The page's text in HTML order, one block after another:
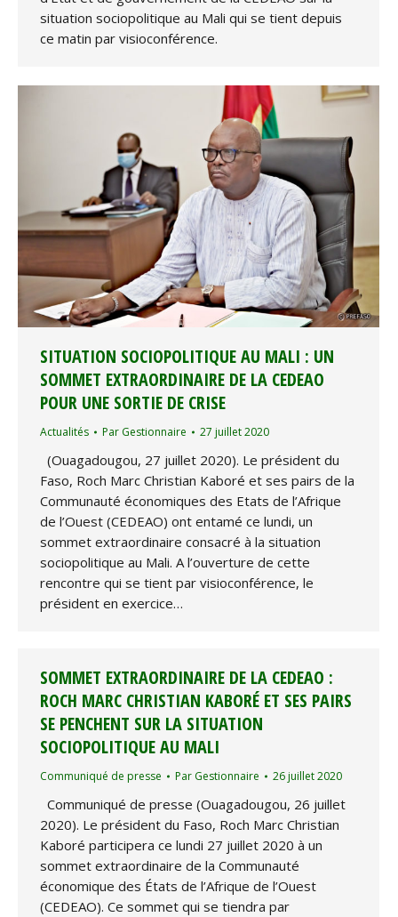
situation sociopolitique au Mali qui se tient depuis
ce matin par visioconférence.
SITUATION SOCIOPOLITIQUE AU MALI : UN
SOMMET EXTRAORDINAIRE DE LA CEDEAO
POUR UNE SORTIE DE CRISE
Actualités Par Gestionnaire 27 juillet 2020
(Ouagadougou, 27 juillet 2020). Le président du
Faso, Roch Marc Christian Kaboré et ses pairs de la
Communauté économiques des Etats de l’Afrique
de l’Ouest (CEDEAO) ont entamé ce lundi, un
sommet extraordinaire consacré à la situation
sociopolitique au Mali. A l’ouverture de cette
rencontre qui se tient par visioconférence, le
président en exercice…
SOMMET EXTRAORDINAIRE DE LA CEDEAO :
ROCH MARC CHRISTIAN KABORÉ ET SES PAIRS
SE PENCHENT SUR LA SITUATION
SOCIOPOLITIQUE AU MALI
Communiqué de presse Par Gestionnaire 26 juillet 2020
Communiqué de presse (Ouagadougou, 26 juillet
2020). Le président du Faso, Roch Marc Christian
Kaboré participera ce lundi 27 juillet 2020 à un
sommet extraordinaire de la Communauté
économique des États de l’Afrique de l’Ouest
(CEDEAO). Ce sommet qui se tiendra par